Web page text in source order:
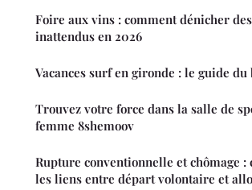
Foire aux vins : comment dénicher
inattendus en 2026
Vacances surf en gironde : le guide
Trouvez votre force dans la salle de
femme 8shemoov
Rupture conventionnelle et chômage :
les liens entre départ volontaire et